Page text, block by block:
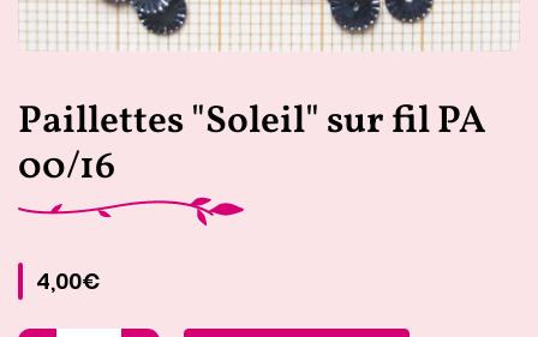
Paillettes "Soleil" sur fil PA
00/16
4,00€